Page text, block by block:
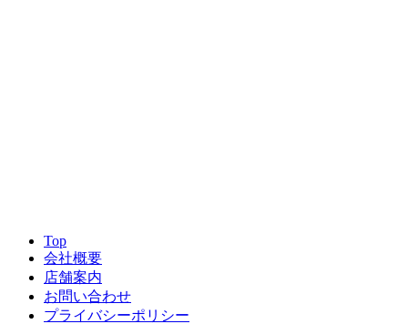
Top
会社概要
店舗案内
お問い合わせ
プライバシーポリシー